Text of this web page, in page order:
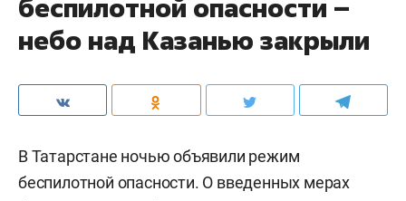
беспилотной опасности –
небо над Казанью закрыли
В Татарстане ночью объявили режим
беспилотной опасности. О введенных мерах